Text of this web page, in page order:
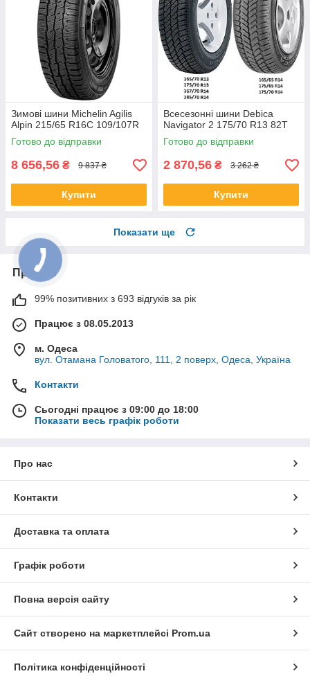
Зимові шини Michelin Agilis
Alpin 215/65 R16C 109/107R
Готово до відправки
8 656,56 ₴ 9 837 ₴
Купити
Всесезонні шини Debica
Navigator 2 175/70 R13 82T
Готово до відправки
2 870,56 ₴ 3 262 ₴
Купити
Показати ще
Про нас
99% позитивних з 693 відгуків за рік
Працює з 08.05.2013
м. Одеса
вул. Отамана Головатого, 111, 2 поверх, Одеса, Україна
Контакти
Сьогодні працює з 09:00 до 18:00
Показати весь графік роботи
Про нас
Контакти
Доставка та оплата
Графік роботи
Повна версія сайту
Сайт створено на маркетплейсі Prom.ua
Політика конфіденційності